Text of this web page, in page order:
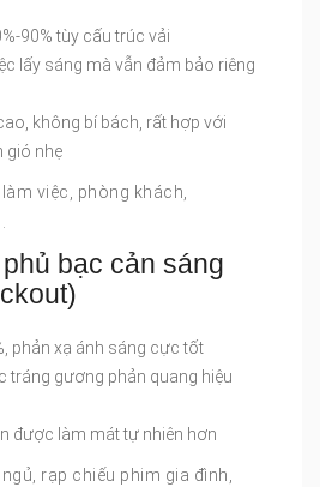
90% tùy cấu trúc vải
lấy sáng mà vẫn đảm bảo riêng
không bí bách, rất hợp với
gió nhẹ
việc, phòng khách,
bạc cản sáng
phản xạ ánh sáng cực tốt
tráng gương phản quang hiệu
được làm mát tự nhiên hơn
rạp chiếu phim gia đình,